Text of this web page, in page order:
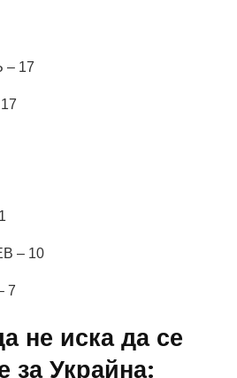
17
– 10
7
не иска да се
за Украйна: